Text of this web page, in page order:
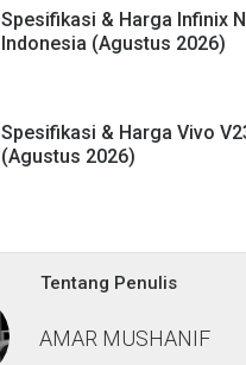
Tentang Penulis
Spesifikasi & Harga Infinix
Indonesia (Agustus 2026)
Spesifikasi & Harga Vivo
(Agustus 2026)
AMAR MUSHANIF